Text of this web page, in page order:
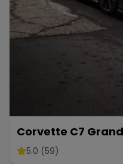
Corvette C7 Grand
5.0 (59)